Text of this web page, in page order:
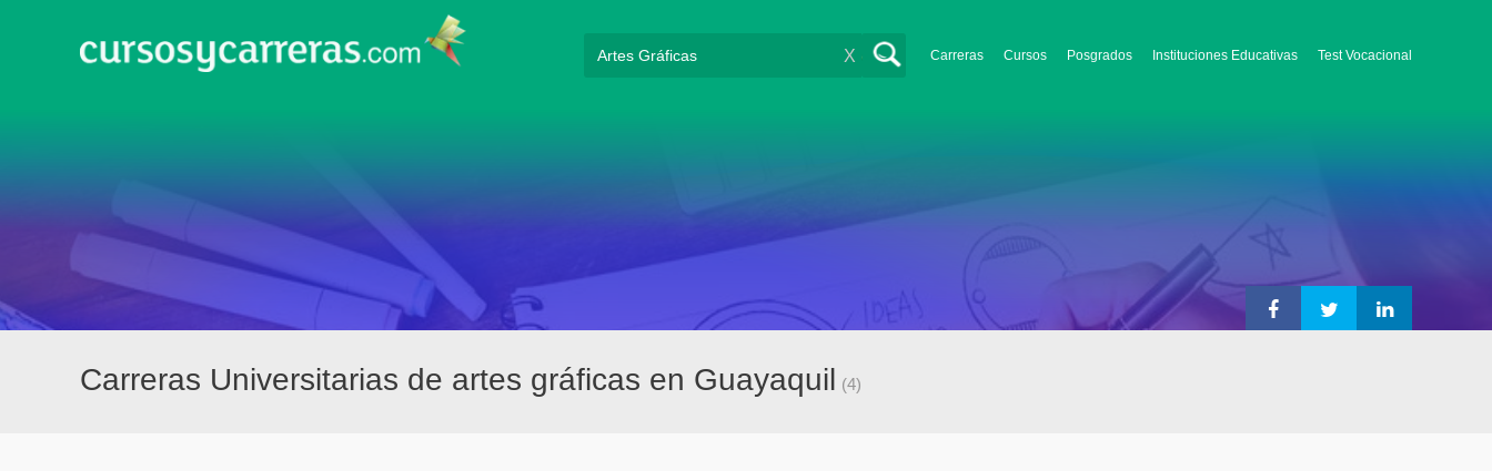
Carreras Cursos Posgrados Instituciones Educativas Test Vocacional
X
Carreras Universitarias de artes gráficas en Guayaquil (4)